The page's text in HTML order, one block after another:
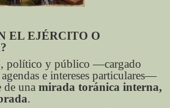
EL EJÉRCITO O
político y público —cargado
e intereses particulares—
de una mirada toránica interna,
.